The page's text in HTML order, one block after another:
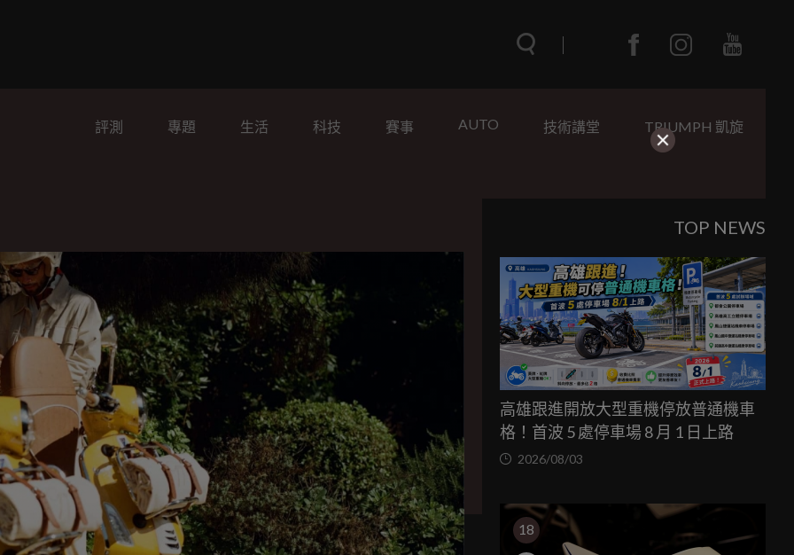
評測 專題 生活 科技 賽事 AUTO 技術講堂 TRIUMPH 凱旋
TOP NEWS
高雄跟進開放大型重機停放普通機車
格！首波 5 處停車場 8 月 1 日上路
2026/08/03
18